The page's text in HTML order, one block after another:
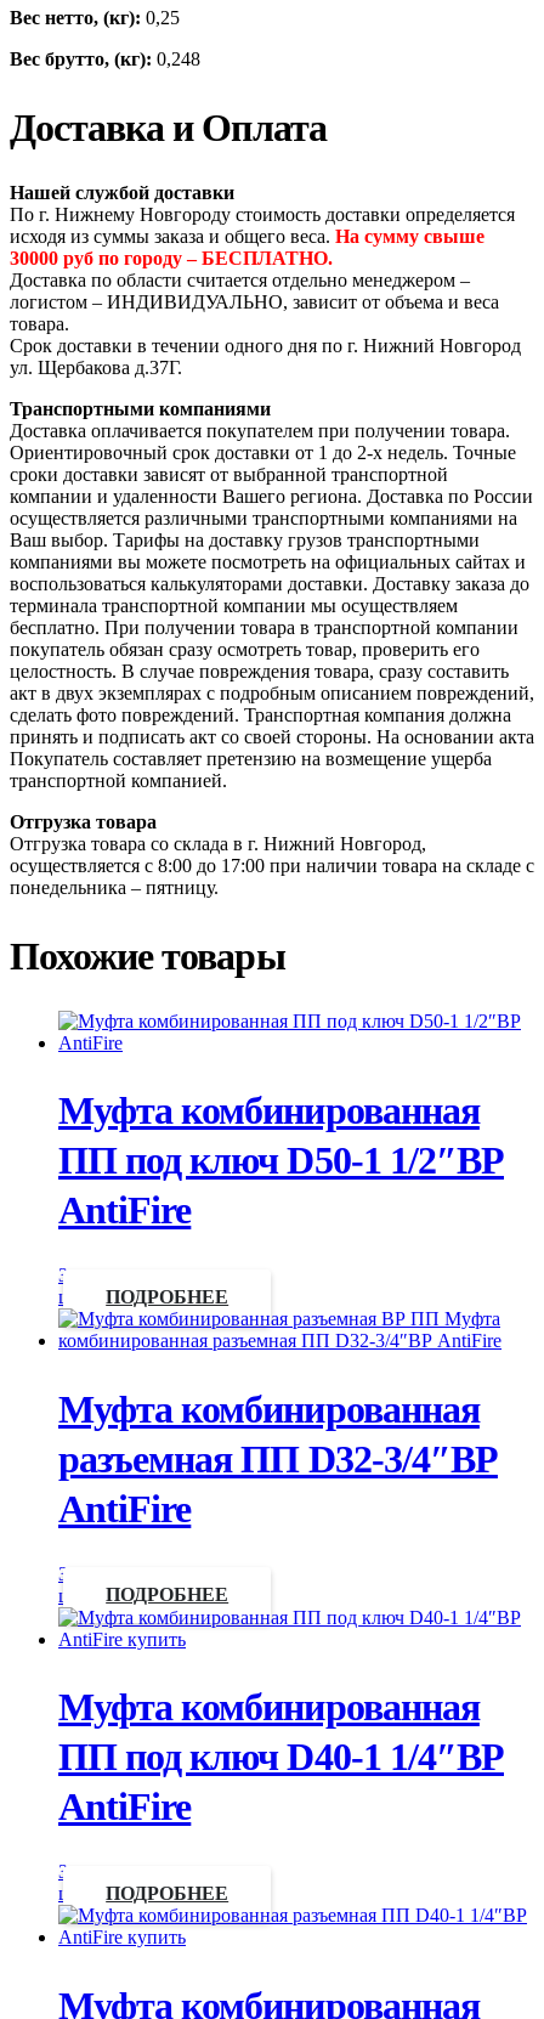
Вес нетто, (кг): 0,25
Вес брутто, (кг): 0,248
Доставка и Оплата
Нашей службой доставки
По г. Нижнему Новгороду стоимость доставки определяется
исходя из суммы заказа и общего веса. На сумму свыше
30000 руб по городу – БЕСПЛАТНО.
Доставка по области считается отдельно менеджером –
логистом – ИНДИВИДУАЛЬНО, зависит от объема и веса
товара.
Срок доставки в течении одного дня по г. Нижний Новгород
ул. Щербакова д.37Г.
Транспортными компаниями
Доставка оплачивается покупателем при получении товара.
Ориентировочный срок доставки от 1 до 2-х недель. Точные
сроки доставки зависят от выбранной транспортной
компании и удаленности Вашего региона. Доставка по России
осуществляется различными транспортными компаниями на
Ваш выбор. Тарифы на доставку грузов транспортными
компаниями вы можете посмотреть на официальных сайтах и
воспользоваться калькуляторами доставки. Доставку заказа до
терминала транспортной компании мы осуществляем
бесплатно. При получении товара в транспортной компании
покупатель обязан сразу осмотреть товар, проверить его
целостность. В случае повреждения товара, сразу составить
акт в двух экземплярах с подробным описанием повреждений,
сделать фото повреждений. Транспортная компания должна
принять и подписать акт со своей стороны. На основании акта
Покупатель составляет претензию на возмещение ущерба
транспортной компанией.
Отгрузка товара
Отгрузка товара со склада в г. Нижний Новгород,
осуществляется с 8:00 до 17:00 при наличии товара на складе с
понедельника – пятницу.
Похожие товары
Муфта комбинированная
ПП под ключ D50-1 1/2″ВР
AntiFire
Запросить
цену
ПОДРОБНЕЕ
Муфта комбинированная
разъемная ПП D32-3/4″ВР
AntiFire
Запросить
цену
ПОДРОБНЕЕ
Муфта комбинированная
ПП под ключ D40-1 1/4″ВР
AntiFire
Запросить
цену
ПОДРОБНЕЕ
Муфта комбинированная